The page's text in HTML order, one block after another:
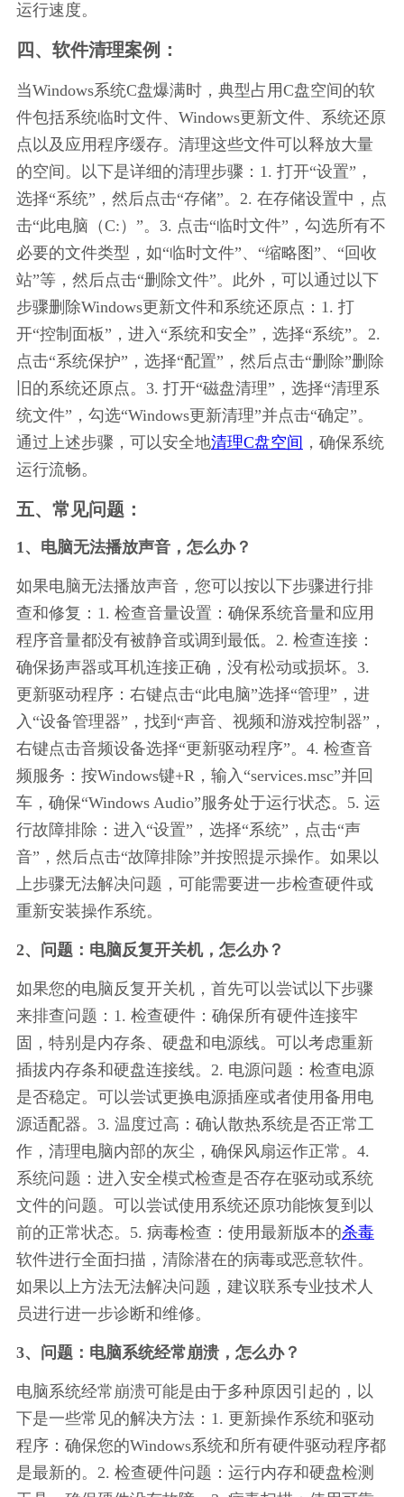
运行速度。
四、软件清理案例：
当Windows系统C盘爆满时，典型占用C盘空间的软
件包括系统临时文件、Windows更新文件、系统还原
点以及应用程序缓存。清理这些文件可以释放大量
的空间。以下是详细的清理步骤：1. 打开“设置”，
选择“系统”，然后点击“存储”。2. 在存储设置中，点
击“此电脑（C:）”。3. 点击“临时文件”，勾选所有不
必要的文件类型，如“临时文件”、“缩略图”、“回收
站”等，然后点击“删除文件”。此外，可以通过以下
步骤删除Windows更新文件和系统还原点：1. 打
开“控制面板”，进入“系统和安全”，选择“系统”。2.
点击“系统保护”，选择“配置”，然后点击“删除”删除
旧的系统还原点。3. 打开“磁盘清理”，选择“清理系
统文件”，勾选“Windows更新清理”并点击“确定”。
通过上述步骤，可以安全地清理C盘空间 ，确保系统
运行流畅。
五、常见问题：
1、电脑无法播放声音，怎么办？
如果电脑无法播放声音，您可以按以下步骤进行排
查和修复：1. 检查音量设置：确保系统音量和应用
程序音量都没有被静音或调到最低。2. 检查连接：
确保扬声器或耳机连接正确，没有松动或损坏。3.
更新驱动程序：右键点击“此电脑”选择“管理”，进
入“设备管理器”，找到“声音、视频和游戏控制器”，
右键点击音频设备选择“更新驱动程序”。4. 检查音
频服务：按Windows键+R，输入“services.msc”并回
车，确保“Windows Audio”服务处于运行状态。5. 运
行故障排除：进入“设置”，选择“系统”，点击“声
音”，然后点击“故障排除”并按照提示操作。如果以
上步骤无法解决问题，可能需要进一步检查硬件或
重新安装操作系统。
2、问题：电脑反复开关机，怎么办？
如果您的电脑反复开关机，首先可以尝试以下步骤
来排查问题：1. 检查硬件：确保所有硬件连接牢
固，特别是内存条、硬盘和电源线。可以考虑重新
插拔内存条和硬盘连接线。2. 电源问题：检查电源
是否稳定。可以尝试更换电源插座或者使用备用电
源适配器。3. 温度过高：确认散热系统是否正常工
作，清理电脑内部的灰尘，确保风扇运作正常。4.
系统问题：进入安全模式检查是否存在驱动或系统
文件的问题。可以尝试使用系统还原功能恢复到以
前的正常状态。5. 病毒检查：使用最新版本的杀毒
软件进行全面扫描，清除潜在的病毒或恶意软件。
如果以上方法无法解决问题，建议联系专业技术人
员进行进一步诊断和维修。
3、问题：电脑系统经常崩溃，怎么办？
电脑系统经常崩溃可能是由于多种原因引起的，以
下是一些常见的解决方法：1. 更新操作系统和驱动
程序：确保您的Windows系统和所有硬件驱动程序都
是最新的。2. 检查硬件问题：运行内存和硬盘检测